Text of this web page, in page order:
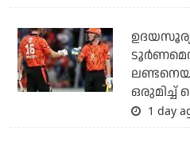
ഒരുമിച്ച്
1 day